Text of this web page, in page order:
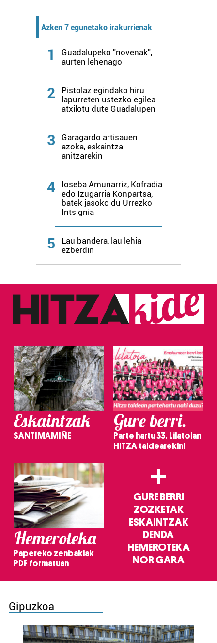
Azken 7 egunetako irakurrienak
1
Guadalupeko "novenak",
aurten lehenago
2
Pistolaz egindako hiru
lapurreten ustezko egilea
atxilotu dute Guadalupen
3
Garagardo artisauen
azoka, eskaintza
anitzarekin
4
Ioseba Amunarriz, Kofradia
edo Izugarria Konpartsa,
batek jasoko du Urrezko
Intsignia
5
Lau bandera, lau lehia
ezberdin
Eskaintzak
SANTIMAMIÑE
Gure berri.
Parte hartu 33. Lilatoian
HITZA taldearekin!
Hemeroteka
Papereko zenbakiak
PDF formatuan
+
GURE BERRI
ZOZKETAK
ESKAINTZAK
DENDA
HEMEROTEKA
NOR GARA
Gipuzkoa